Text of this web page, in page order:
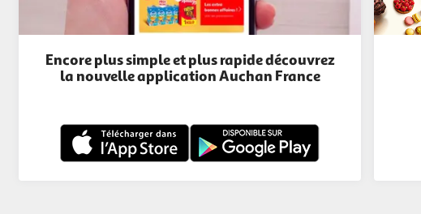
Encore plus simple et plus rapide découvrez
la nouvelle application Auchan France